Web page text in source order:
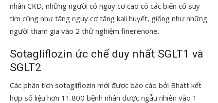
nhân CKD, những người có nguy cơ cao có các biến cố suy
tim cũng như tăng nguy cơ tăng kali huyết, giống như những
người tham gia vào 2 thử nghiệm finerenone.
Sotagliflozin ức chế duy nhất SGLT1 và
SGLT2
Các phân tích sotagliflozin mới được báo cáo bởi Bhatt kết
hợp số liệu hơn 11.800 bệnh nhân được ngẫu nhiên vào 1